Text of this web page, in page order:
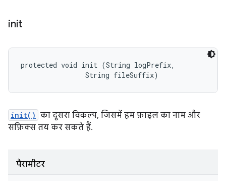
init
protected void init (String logPrefix,
                String fileSuffix)
init() का दूसरा विकल्प, जिसमें हम फ़ाइल का नाम और
सफ़िक्स तय कर सकते हैं.
पैरामीटर